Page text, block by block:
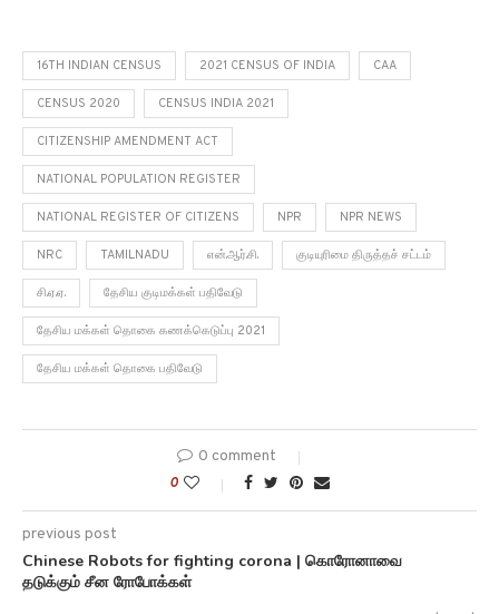
16TH INDIAN CENSUS 2021 CENSUS OF INDIA CAA
CENSUS 2020 CENSUS INDIA 2021
CITIZENSHIP AMENDMENT ACT
NATIONAL POPULATION REGISTER
NATIONAL REGISTER OF CITIZENS NPR NPR NEWS
NRC TAMILNADU என்.ஆர்.சி. குடியுரிமை திருத்தச் சட்டம்
சி.ஏ.ஏ. தேசிய குடிமக்கள் பதிவேடு
தேசிய மக்கள் தொகை கணக்கெடுப்பு 2021
தேசிய மக்கள் தொகை பதிவேடு
0 comment
0
previous post
Chinese Robots for fighting corona | கொரோனாவை
தடுக்கும் சீன ரோபோக்கள்